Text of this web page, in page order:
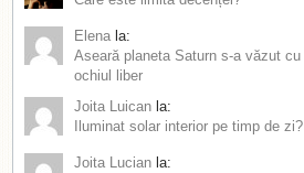
Elena la:
Aseară planeta Saturn s-a văzut cu
ochiul liber
Joita Luican la:
Iluminat solar interior pe timp de zi?
Joita Lucian la: